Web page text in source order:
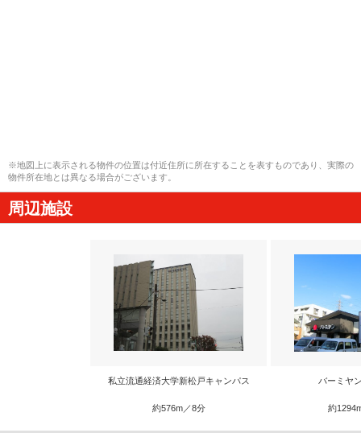
※地図上に表示される物件の位置は付近住所に所在することを表すものであり、実際の
物件所在地とは異なる場合がございます。
周辺施設
私立流通経済大学新松戸キャンパス
約576m／8分
バーミヤ
約